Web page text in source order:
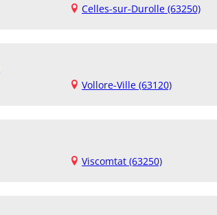
Celles-sur-Durolle (63250)
Vollore-Ville (63120)
Viscomtat (63250)